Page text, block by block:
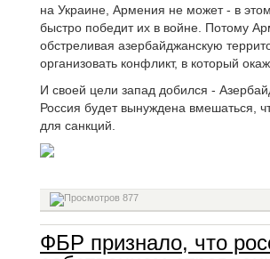
на Украине, Армения не может - в
быстро победит их в войне. Потому
обстреливая азербайджанскую
организовать конфликт, в который
И своей цели запад добился -
Россия будет вынуждена вмешаться,
для санкций.
877
ФБР признало, что